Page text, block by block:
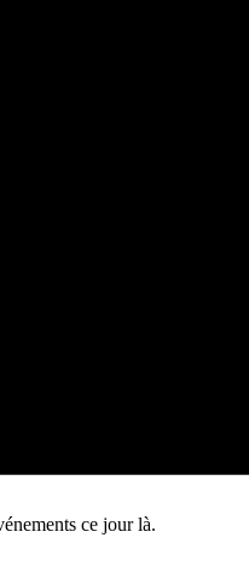
ce jour là.